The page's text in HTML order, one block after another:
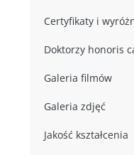
Certyfikaty i
Doktorzy honoris
Galeria filmów
Galeria zdjęć
Jakość kształcenia